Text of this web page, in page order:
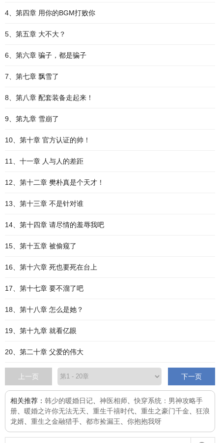
4、第四章 用你的BGM打败你
5、第五章 大不大？
6、第六章 骗子，都是骗子
7、第七章 飘雪了
8、第八章 配套装备走起来！
9、第九章 雪崩了
10、第十章 官方认证的帅！
11、十一章 人与人的差距
12、第十二章 樊朴真是个天才！
13、第十三章 不是针对谁
14、第十四章 请尽情的羞辱我吧
15、第十五章 被偷窥了
16、第十六章 死也要死在台上
17、第十七章 要不溜了吧
18、第十八章 怎么是她？
19、第十九章 就看亿眼
20、第二十章 父爱的伟大
上一页 下一页
相关推荐： 韩少的暖婚日记 神医相师 、快穿系统：男神攻略手
册
暖婚之许你无法无天 重生千禧时代 重生之豪门千金
狂浪
龙婿
重生之金融猎手 都市捡漏王 你抱抱我呀